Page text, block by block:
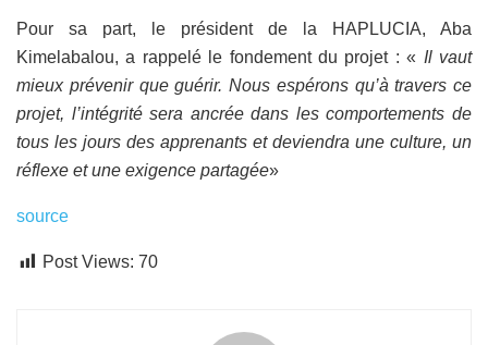
Pour sa part, le président de la HAPLUCIA, Aba
Kimelabalou, a rappelé le fondement du projet : « Il vaut
mieux prévenir que guérir. Nous espérons qu’à travers ce
projet, l’intégrité sera ancrée dans les comportements de
tous les jours des apprenants et deviendra une culture, un
réflexe et une exigence partagée»
source
Post Views: 70